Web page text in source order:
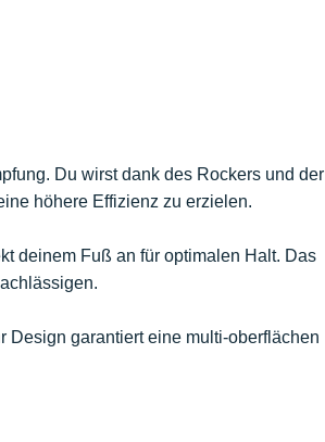
Du wirst dank des Rockers und der
höhere Effizienz zu erzielen.
deinem Fuß an für optimalen Halt. Das
Design garantiert eine multi-oberflächen